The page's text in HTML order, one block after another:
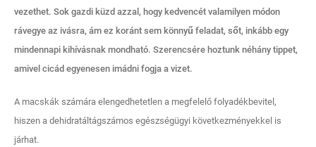
vezethet. Sok gazdi küzd azzal, hogy kedvencét valamilyen módon
rávegye az ivásra, ám ez koránt sem könnyű feladat, sőt, inkább egy
mindennapi kihívásnak mondható. Szerencsére hoztunk néhány tippet,
amivel cicád egyenesen imádni fogja a vizet.
A macskák számára elengedhetetlen a megfelelő folyadékbevitel,
hiszen a dehidratáltágszámos egészségügyi következményekkel is
járhat.